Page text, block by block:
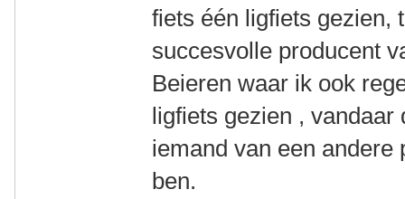
fiets één ligfiets gezien,
succesvolle producent
Beieren waar ik ook
ligfiets gezien ,
iemand van een andere
ben.